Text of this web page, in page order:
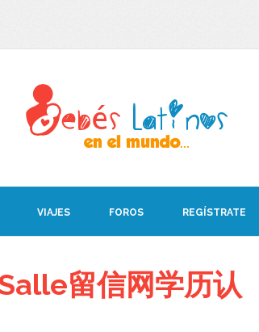
VIAJES FOROS REGÍSTRATE
留信网学历认